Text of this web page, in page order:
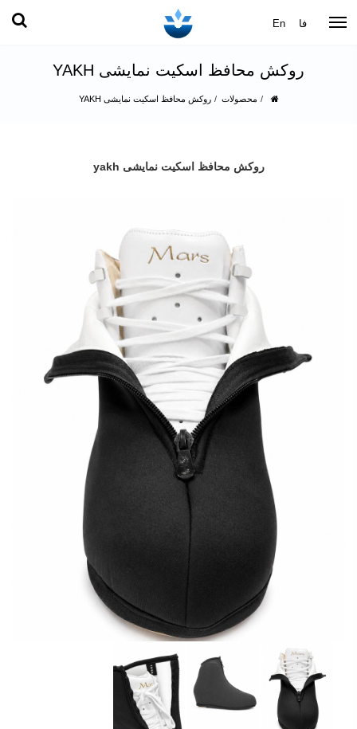
فا En
روکش محافظ اسکیت نمایشی YAKH
محصولات روکش محافظ اسکیت نمایشی YAKH
روکش محافظ اسکیت نمایشی yakh